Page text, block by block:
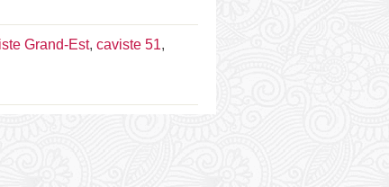
Grand-Est, caviste 51,